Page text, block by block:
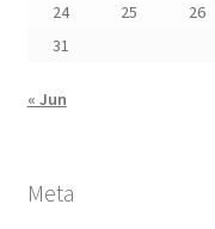
24
25 26
31
« Jun
Meta